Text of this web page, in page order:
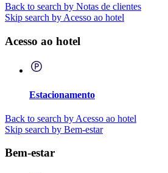
Back to search by Notas de clientes
Skip search by Acesso ao hotel
Acesso ao hotel
Estacionamento
Back to search by Acesso ao hotel
Skip search by Bem-estar
Bem-estar